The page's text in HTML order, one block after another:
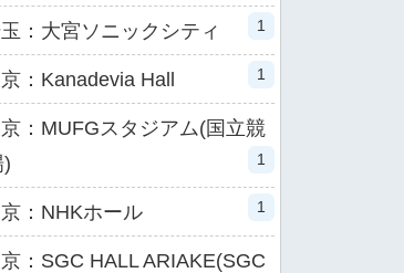
：大宮ソニックシティ 1
：Kanadevia Hall 1
：MUFGスタジアム(国立競
)
1
：NHKホール 1
：SGC HALL ARIAKE(SGC